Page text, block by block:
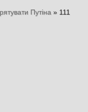
Путіна» 111